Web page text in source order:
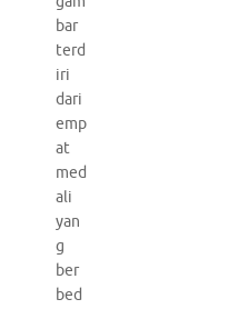
bar
terd
iri
dari
emp
at
med
ali
yan
g
ber
bed